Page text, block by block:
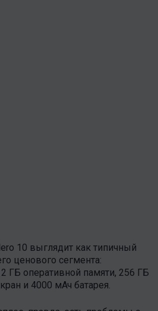
10 выглядит как типичный
ценового сегмента:
ГБ оперативной памяти, 256 ГБ
и 4000 мАч батарея.